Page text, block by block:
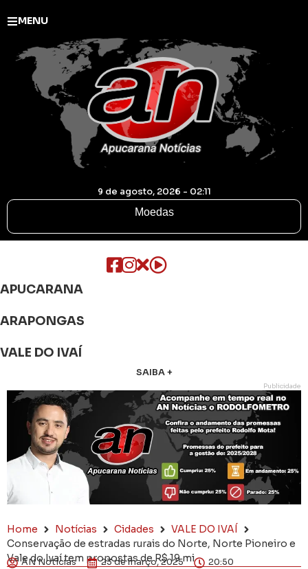
MENU
9 de agosto, 2026 - 02:11
Moedas
APUCARANA
ARAPONGAS
VALE DO IVAÍ
SAIBA +
Publicidade
Home Notícias Cidades
VALE DO IVAÍ
Conservação de estradas rurais do Norte, Norte Pioneiro e
Vale do Ivaí tem propostas de R$ 19 mi
AN Notícias 23 de março, 2025
20:50